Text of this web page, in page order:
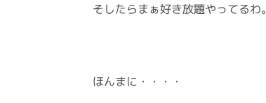
そしたらまぁ好き放題やってるわ。
ほんまに・・・・